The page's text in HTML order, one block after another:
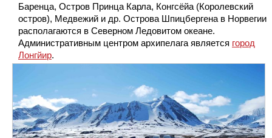
Баренца, Остров Принца Карла, Конгсёйа (Королевский
остров), Медвежий и др. Острова Шпицбергена в Норвегии
располагаются в Северном Ледовитом океане.
Административным центром архипелага является город
Лонгйир.